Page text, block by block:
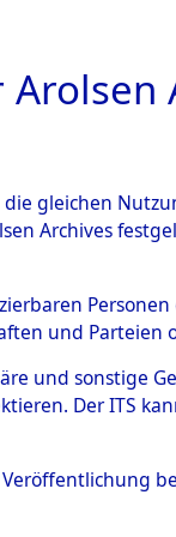
ÜBERSICHT
Niedersachsen
gleichen
Archives
und
und sonstige
Der ITS